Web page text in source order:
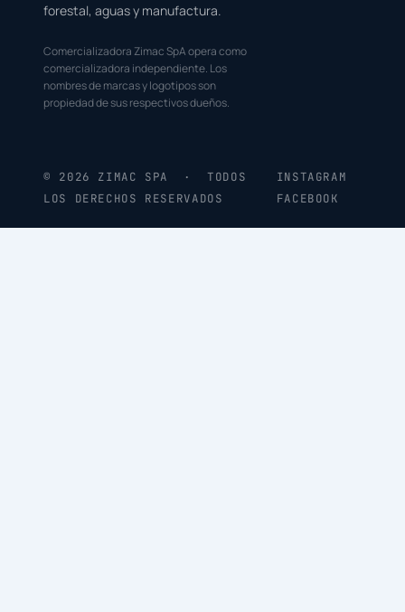
forestal, aguas y manufactura.
Comercializadora Zimac SpA opera como
comercializadora independiente. Los
nombres de marcas y logotipos son
propiedad de sus respectivos dueños.
© 2026 ZIMAC SPA · TODOS
LOS DERECHOS RESERVADOS
INSTAGRAM
FACEBOOK